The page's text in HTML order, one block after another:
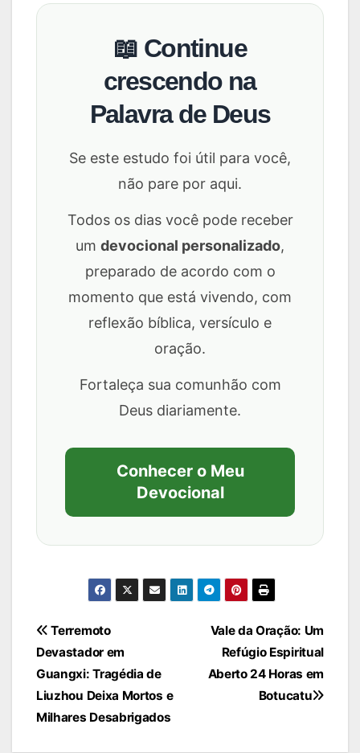
📖 Continue
crescendo na
Palavra de Deus
Se este estudo foi útil para você,
não pare por aqui.
Todos os dias você pode receber
um devocional personalizado,
preparado de acordo com o
momento que está vivendo, com
reflexão bíblica, versículo e
oração.
Fortaleça sua comunhão com
Deus diariamente.
Conhecer o Meu
Devocional
Navegação
de
Post
Vale da Oração: Um
Refúgio Espiritual
Aberto 24 Horas em
Botucatu
Terremoto
Devastador em
Guangxi: Tragédia de
Liuzhou Deixa Mortos e
Milhares Desabrigados